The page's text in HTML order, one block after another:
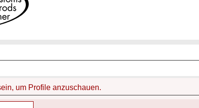
um Profile anzuschauen.